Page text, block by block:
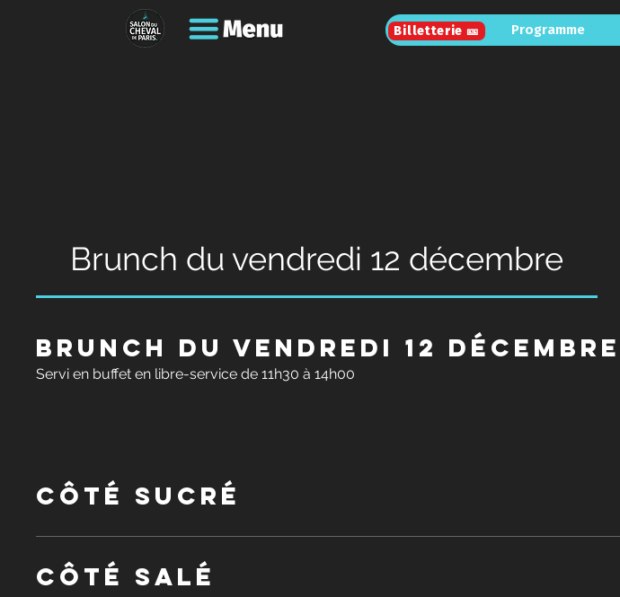
Billetterie Programme
Billetterie 🎫
Brunch du vendredi 12 décembre
Brunch du vendredi 12 décembre
Servi en buffet en libre-service de 11h30 à 14h00
Côté sucré
Côté salé